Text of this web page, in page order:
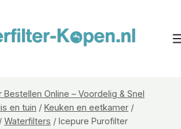
Bestellen Online – Voordelig & Snel
en tuin / Keuken en eetkamer /
/ Waterfilters / Icepure Purofilter